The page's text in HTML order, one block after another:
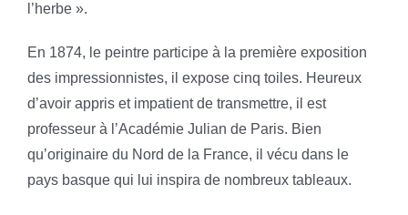
l’herbe ».
En 1874, le peintre participe à la première exposition
des impressionnistes, il expose cinq toiles. Heureux
d’avoir appris et impatient de transmettre, il est
professeur à l’Académie Julian de Paris. Bien
qu’originaire du Nord de la France, il vécu dans le
pays basque qui lui inspira de nombreux tableaux.